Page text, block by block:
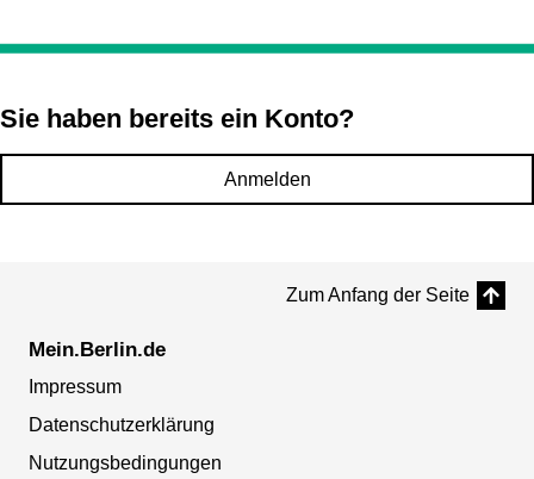
Sie haben bereits ein Konto?
Anmelden
Zum Anfang der Seite
Mein.Berlin.de
Impressum
Datenschutzerklärung
Nutzungsbedingungen